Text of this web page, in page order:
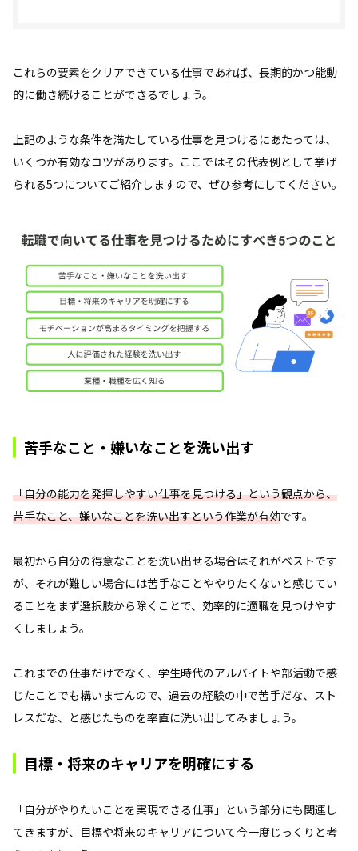
これらの要素をクリアできている仕事であれば、長期的かつ能動
的に働き続けることができるでしょう。
上記のような条件を満たしている仕事を見つけるにあたっては、
いくつか有効なコツがあります。ここではその代表例として挙げ
られる5つについてご紹介しますので、ぜひ参考にしてください。
苦手なこと・嫌いなことを洗い出す
「自分の能力を発揮しやすい仕事を見つける」という観点から、
苦手なこと、嫌いなことを洗い出すという作業が有効です。
最初から自分の得意なことを洗い出せる場合はそれがベストです
が、それが難しい場合には苦手なことややりたくないと感じてい
ることをまず選択肢から除くことで、効率的に適職を見つけやす
くしましょう。
これまでの仕事だけでなく、学生時代のアルバイトや部活動で感
じたことでも構いませんので、過去の経験の中で苦手だな、スト
レスだな、と感じたものを率直に洗い出してみましょう。
目標・将来のキャリアを明確にする
「自分がやりたいことを実現できる仕事」という部分にも関連し
てきますが、目標や将来のキャリアについて今一度じっくりと考